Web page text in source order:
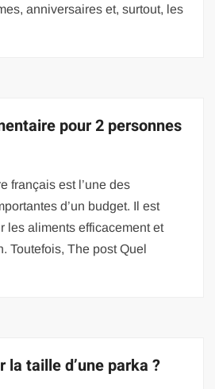
anniversaires et, surtout, les
pour 2 personnes
français est l’une des
d’un budget. Il est
les aliments efficacement et
Toutefois, The post Quel
la taille d’une parka ?